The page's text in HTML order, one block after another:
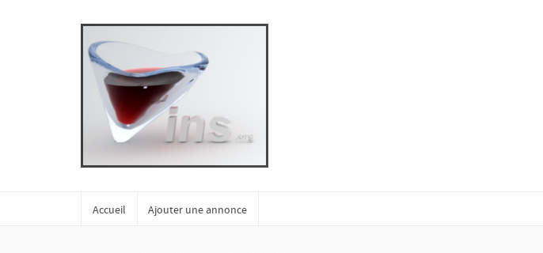
Accueil Ajouter une annonce